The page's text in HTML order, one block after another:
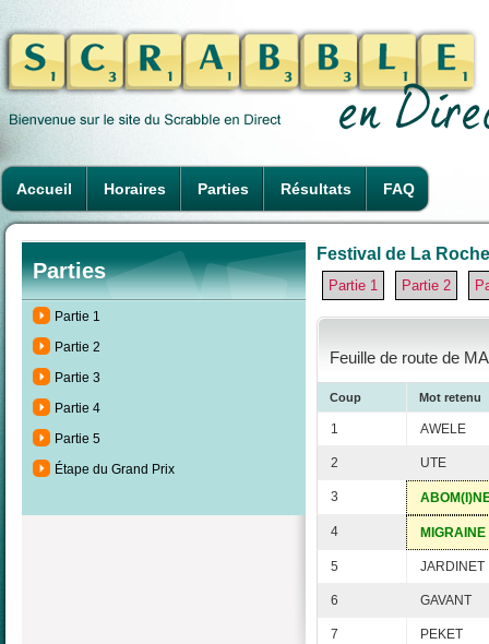
Accueil Horaires Parties Résultats FAQ
Parties
Partie 1
Partie 2
Partie 3
Partie 4
Partie 5
Étape du Grand Prix
Festival de La
Partie 1 Partie 2
Feuille de route de
Coup Mot retenu
1 AWELE
2 UTE
3
4 MIGRAINE
5 JARDINET
6 GAVANT
7 PEKET